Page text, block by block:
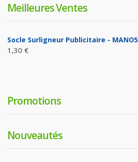
Meilleures Ventes
Socle Surligneur Publicitaire - MANO5
1,30 €
Promotions
Nouveautés